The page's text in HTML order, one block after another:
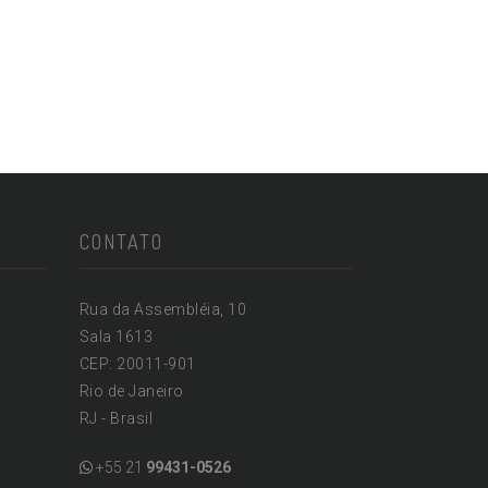
CONTATO
Rua da Assembléia, 10
Sala 1613
CEP: 20011-901
Rio de Janeiro
RJ - Brasil
+55 21 99431-0526